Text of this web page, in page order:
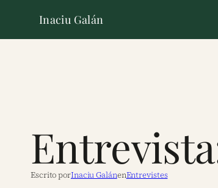
Inaciu Galán
Escrito porInaciu GalánenEntrevistes